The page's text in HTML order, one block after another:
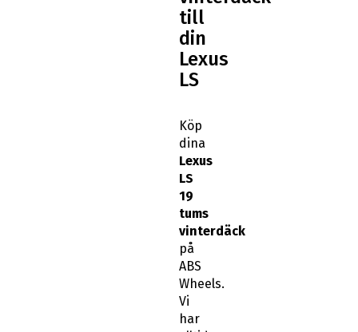
din
Lexus
LS
dina
Lexus
LS
19
tums
vinterdäck
på
ABS
Wheels.
Vi
har
alltid